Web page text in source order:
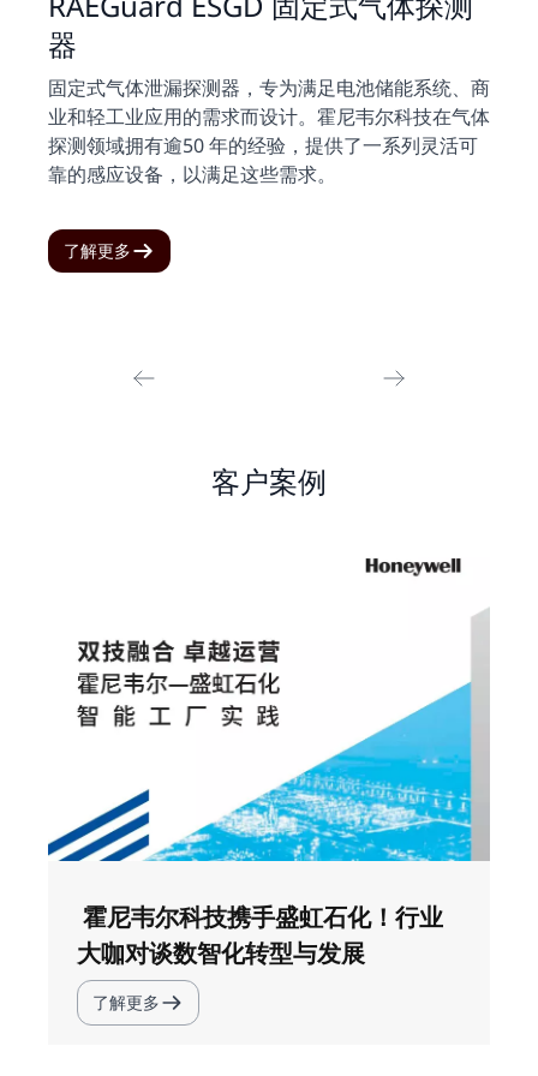
器
固定式气体泄漏探测器，专为满足电池储能系统、商
业和轻工业应用的需求而设计。霍尼韦尔科技在气体
探测领域拥有逾50 年的经验，提供了一系列灵活可
靠的感应设备，以满足这些需求。
了解更多
客户案例
霍尼韦尔科技携手盛虹石化！行业
大咖对谈数智化转型与发展
了解更多